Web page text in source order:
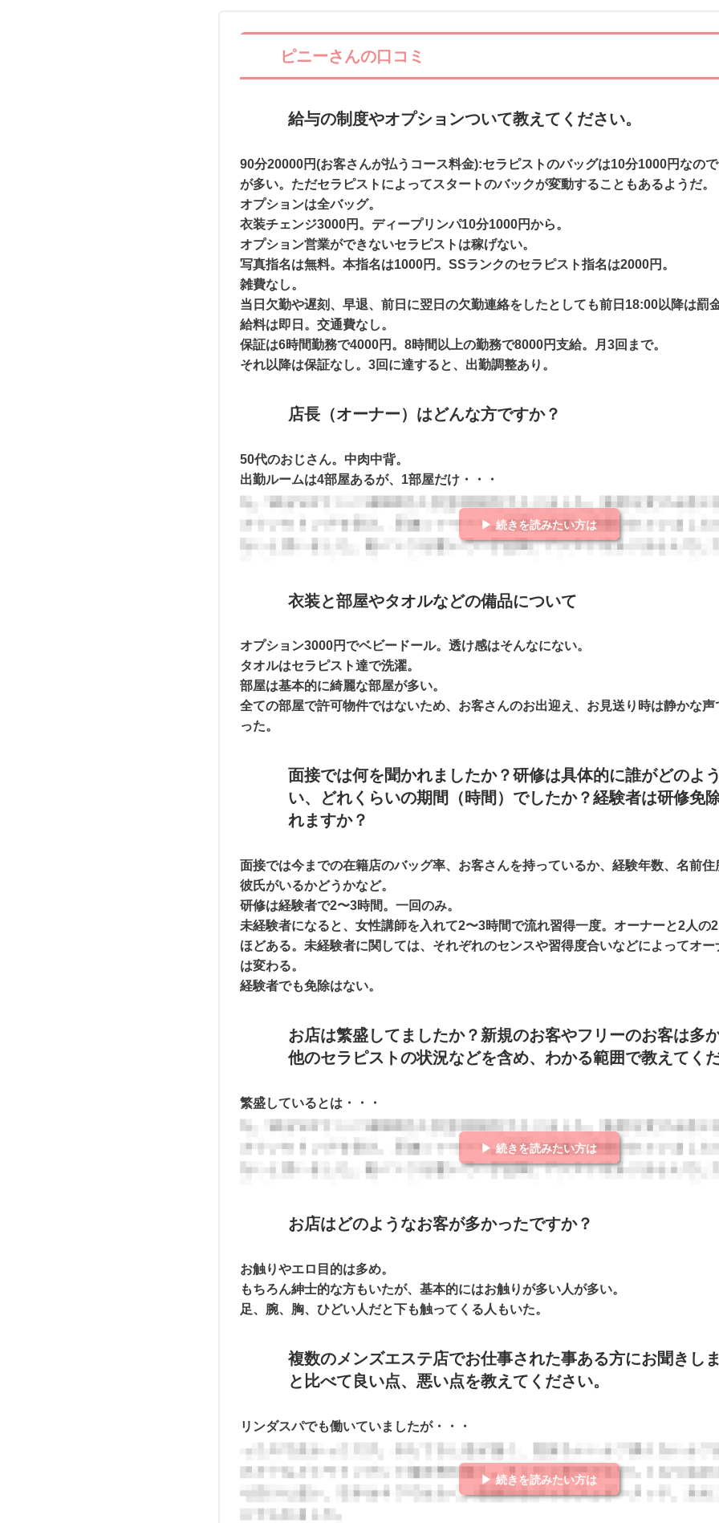
ピニーさんの口コミ
給与の制度やオプションついて教えてください。
90分20000円(お客さんが払うコース料金):セラピストのバッグは10分1000円なの
が多い。ただセラピストによってスタートのバックが変動することもあるようだ。
オプションは全バッグ。
衣装チェンジ3000円。ディープリンパ10分1000円から。
オプション営業ができないセラピストは稼げない。
写真指名は無料。本指名は1000円。SSランクのセラピスト指名は2000円。
雑費なし。
当日欠勤や遅刻、早退、前日に翌日の欠勤連絡をしたとしても前日18:00以降は罰
給料は即日。交通費なし。
保証は6時間勤務で4000円。8時間以上の勤務で8000円支給。月3回まで。
それ以降は保証なし。3回に達すると、出勤調整あり。
店長（オーナー）はどんな方ですか？
50代のおじさん。中肉中背。
出勤ルームは4部屋あるが、1部屋だけ・・・
▶ 続きを読みたい方は
衣装と部屋やタオルなどの備品について
オプション3000円でベビードール。透け感はそんなにない。
タオルはセラピスト達で洗濯。
部屋は基本的に綺麗な部屋が多い。
全ての部屋で許可物件ではないため、お客さんのお出迎え、お見送り時は静かな
った。
面接では何を聞かれましたか？研修は具体的に誰がどのよ
い、どれくらいの期間（時間）でしたか？経験者は研修免
れますか？
面接では今までの在籍店のバッグ率、お客さんを持っているか、経験年数、名前
彼氏がいるかどうかなど。
研修は経験者で2〜3時間。一回のみ。
未経験者になると、女性講師を入れて2〜3時間で流れ習得一度。オーナーと2人の
ほどある。未経験者に関しては、それぞれのセンスや習得度合いなどによってオ
は変わる。
経験者でも免除はない。
お店は繁盛してましたか？新規のお客やフリーのお客は多
他のセラピストの状況などを含め、わかる範囲で教えてくだ
繁盛しているとは・・・
▶ 続きを読みたい方は
お店はどのようなお客が多かったですか？
お触りやエロ目的は多め。
もちろん紳士的な方もいたが、基本的にはお触りが多い人が多い。
足、腕、胸、ひどい人だと下も触ってくる人もいた。
複数のメンズエステ店でお仕事された事ある方にお聞きし
と比べて良い点、悪い点を教えてください。
リンダスパでも働いていましたが・・・
▶ 続きを読みたい方は